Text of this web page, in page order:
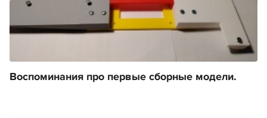
Воспоминания про первые сборные модели.